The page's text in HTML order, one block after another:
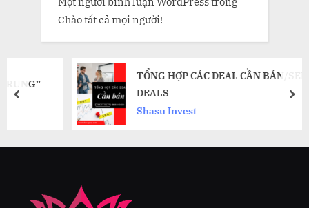
Chào tất cả mọi người!
TỔNG HỢP CÁC DEAL CẦN BÁN/SELLING
DEALS
Shasu Invest
prev